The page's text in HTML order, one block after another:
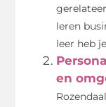
leren
leer heb
en